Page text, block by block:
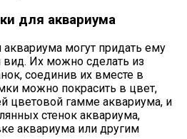
для аквариума
могут придать ему
Их можно сделать из
соединив их вместе в
можно покрасить в цвет,
цветовой гамме аквариума, и
стенок аквариума,
аквариума или другим